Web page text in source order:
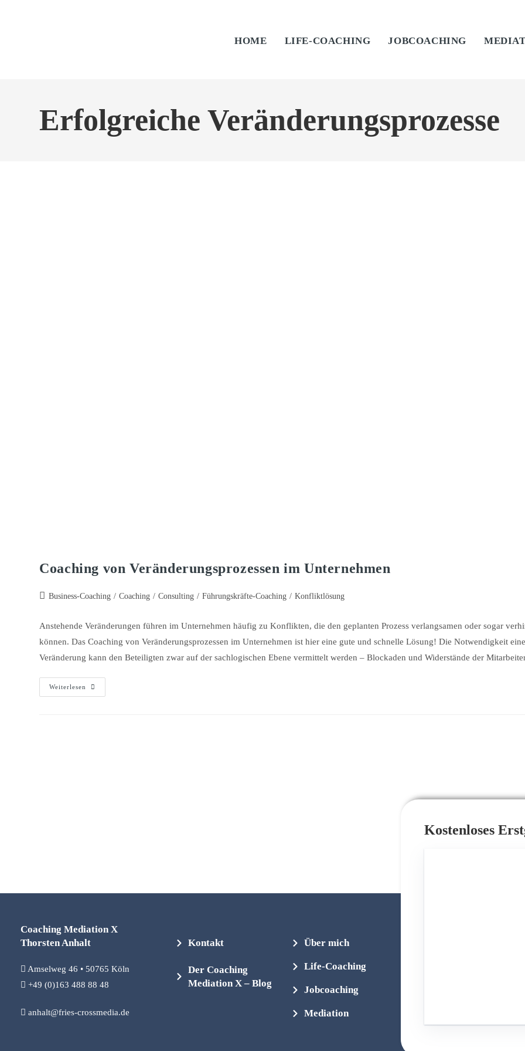
HOME LIFE-COACHING JOBCOACHING
Erfolgreiche Veränderungsprozesse
Coaching von Veränderungsprozessen im Unternehmen
Business-Coaching / Coaching / Consulting / Führungskräfte-Coaching / Konfliktlösung
Anstehende Veränderungen führen im Unternehmen häufig zu Konflikten, die den geplanten Prozess verlangsamen oder sogar
können. Das Coaching von Veränderungsprozessen im Unternehmen ist hier eine gute und schnelle Lösung! Die Notwendigkeit
Veränderung kann den Beteiligten zwar auf der sachlogischen Ebene vermittelt werden – Blockaden und Widerstände der
Weiterlesen
Coaching Mediation X
Thorsten Anhalt
Amselweg 46 • 50765 Köln
+49 (0)163 488 88 48
anhalt@fries-crossmedia.de
Kontakt
Der Coaching
Mediation X – Blog
Über mich
Life-Coaching
Jobcoaching
Mediation
Kostenloses